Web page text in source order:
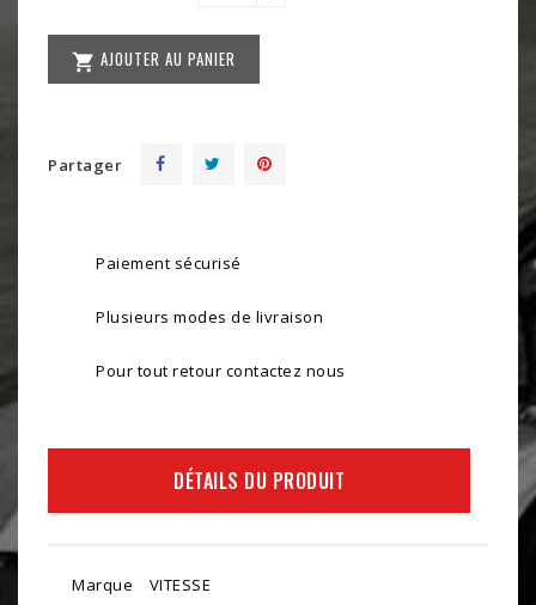
 AJOUTER AU PANIER
Partager
Paiement sécurisé
Plusieurs modes de livraison
Pour tout retour contactez nous
DÉTAILS DU PRODUIT
Marque VITESSE